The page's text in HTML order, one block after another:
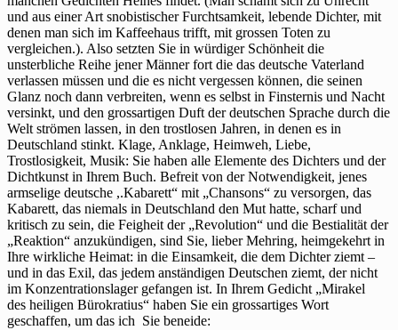
und aus einer Art snobistischer Furchtsamkeit, lebende Dichter, mit
denen man sich im Kaffeehaus trifft, mit grossen Toten zu
vergleichen.). Also setzten Sie in würdiger Schönheit die
unsterbliche Reihe jener Männer fort die das deutsche Vaterland
verlassen müssen und die es nicht vergessen können, die seinen
Glanz noch dann verbreiten, wenn es selbst in Finsternis und Nacht
versinkt, und den grossartigen Duft der deutschen Sprache durch die
Welt strömen lassen, in den trostlosen Jahren, in denen es in
Deutschland stinkt. Klage, Anklage, Heimweh, Liebe,
Trostlosigkeit, Musik: Sie haben alle Elemente des Dichters und der
Dichtkunst in Ihrem Buch. Befreit von der Notwendigkeit, jenes
armselige deutsche ,.Kabarett“ mit „Chansons“ zu versorgen, das
Kabarett, das niemals in Deutschland den Mut hatte, scharf und
kritisch zu sein, die Feigheit der „Revolution“ und die Bestialität der
„Reaktion“ anzukündigen, sind Sie, lieber Mehring, heimgekehrt in
Ihre wirkliche Heimat: in die Einsamkeit, die dem Dichter ziemt –
und in das Exil, das jedem anständigen Deutschen ziemt, der nicht
im Konzentrationslager gefangen ist. In Ihrem Gedicht „Mirakel
des heiligen Bürokratius“ haben Sie ein grossartiges Wort
geschaffen, um das ich Sie beneide: